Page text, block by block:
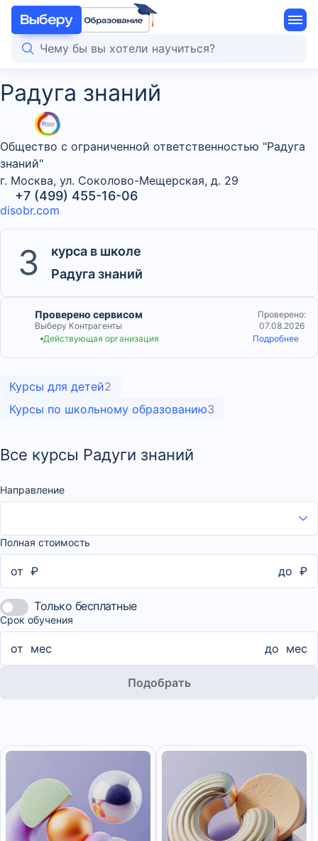
Радуга знаний
+7 (499) 455-16-06
Общество с ограниченной ответственностью "Радуга
знаний"
г. Москва, ул. Соколово-Мещерская, д. 29
disobr.com
3
курса в школе
Радуга знаний
Проверено сервисом
Выберу Контрагенты
Проверено:
07.08.2026
Действующая организация
Подробнее
Курсы для детей2
Курсы по школьному образованию3
Все курсы Радуги знаний
Направление
Полная стоимость
от ₽ до ₽
Только бесплатные
Срок обучения
от мес до мес
Подобрать